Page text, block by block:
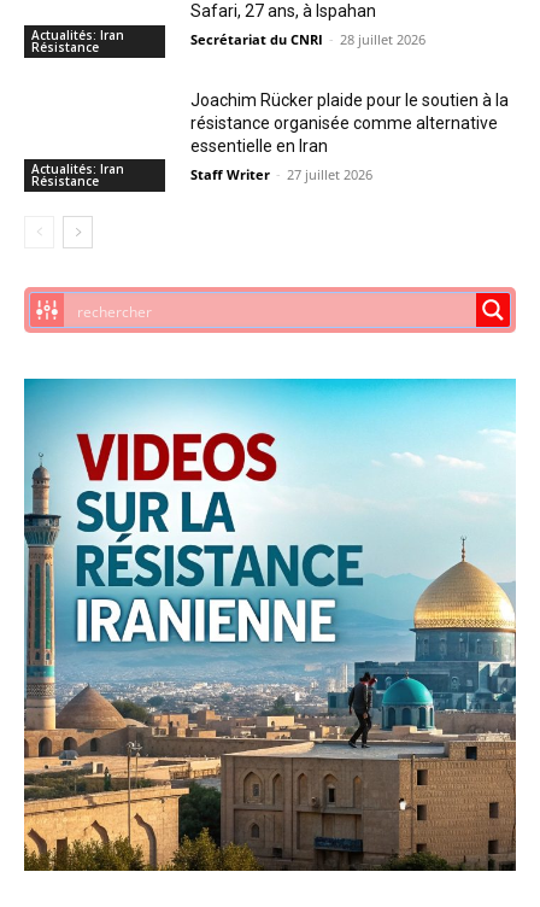
Actualités: Iran
Résistance
Safari, 27 ans, à Ispahan
Secrétariat du CNRI - 28 juillet 2026
Actualités: Iran
Résistance
Joachim Rücker plaide pour le soutien à la
résistance organisée comme alternative
essentielle en Iran
Staff Writer - 27 juillet 2026